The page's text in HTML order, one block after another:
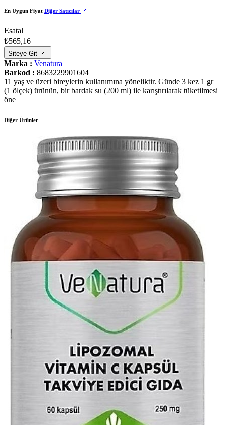
En Uygun Fiyat Diğer Satıcılar
Esatal
₺565,16
Siteye Git
Marka : Venatura
Barkod : 8683229901604
11 yaş ve üzeri bireylerin kullanımına yöneliktir. Günde 3 kez 1 gr
(1 ölçek) ürünün, bir bardak su (200 ml) ile karıştırılarak tüketilmesi
öne
Diğer Ürünler